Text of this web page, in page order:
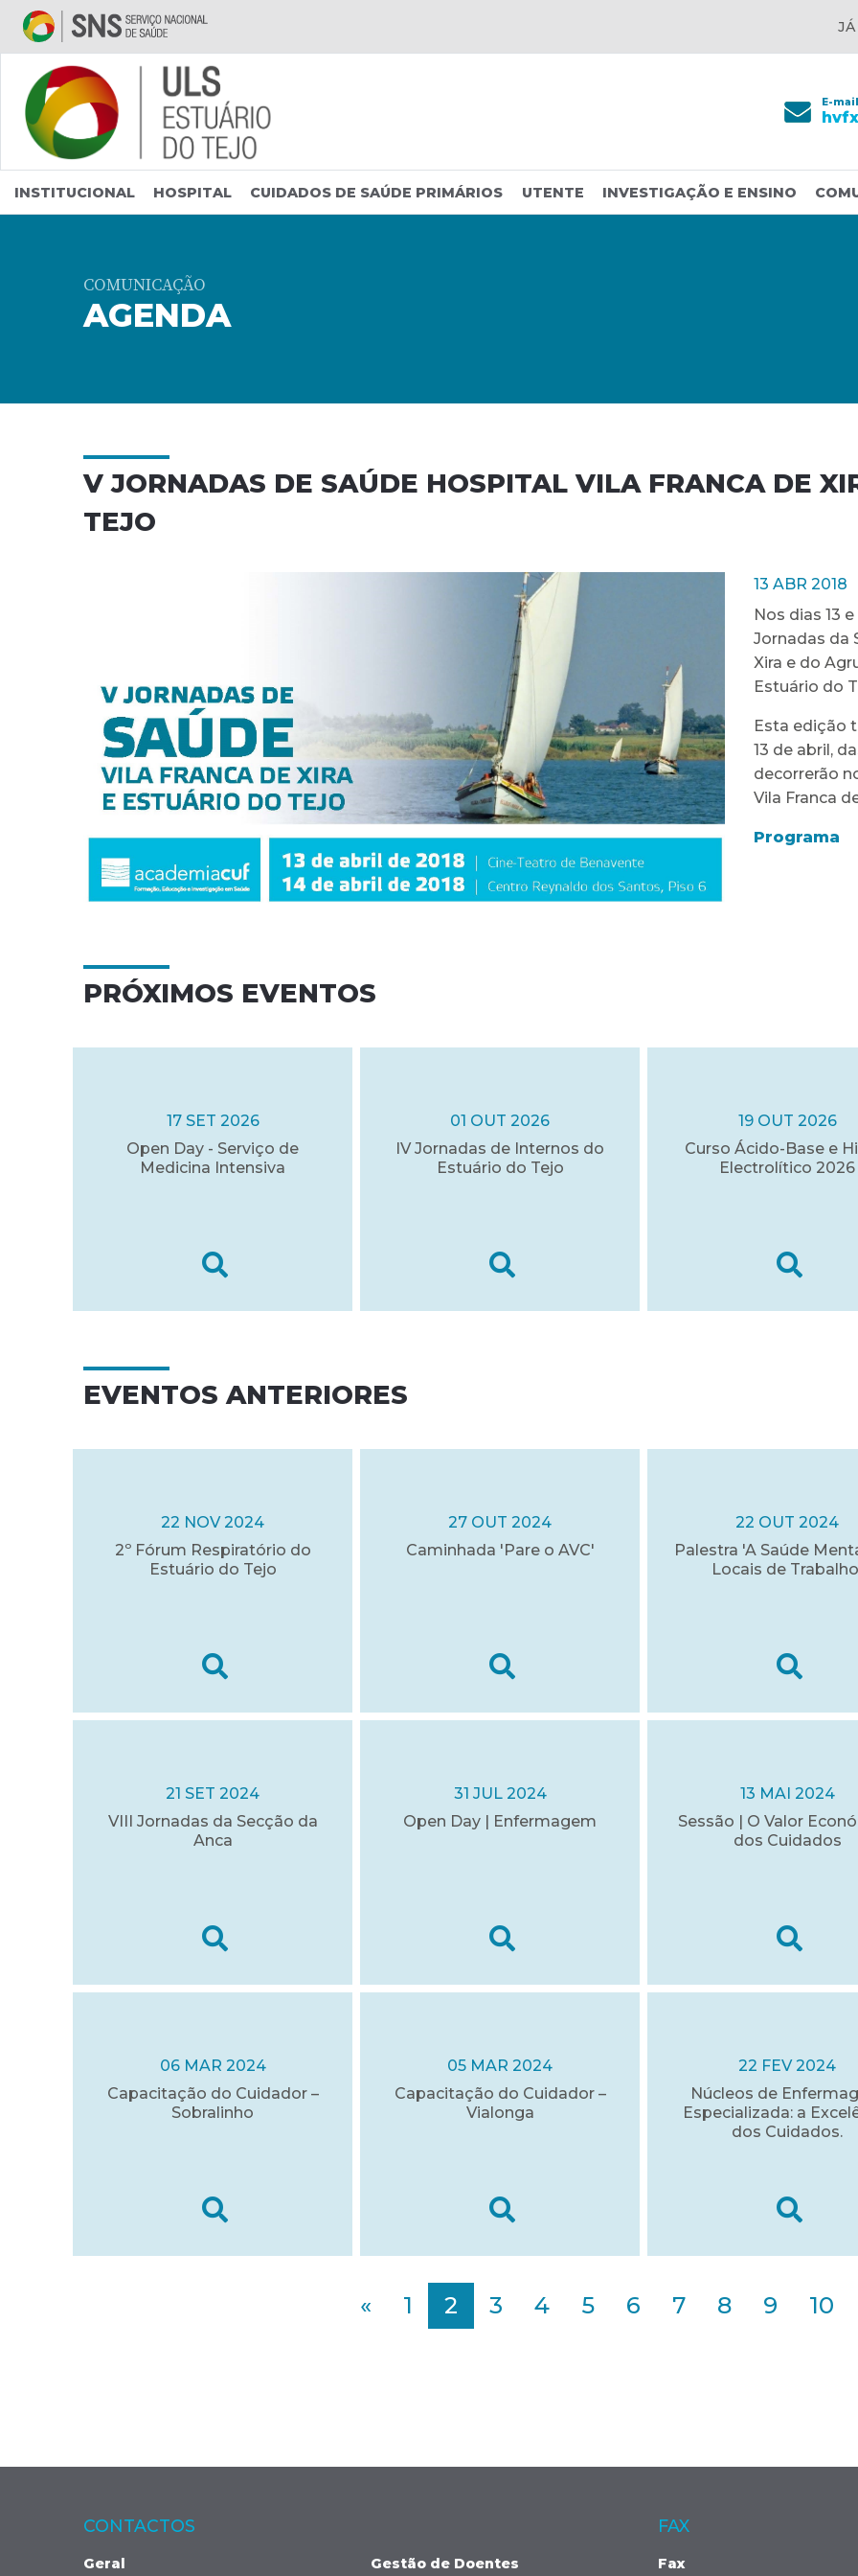
Saltar para conteúdo principal
JÁ
E-mail
INSTITUCIONAL HOSPITAL CUIDADOS DE SAÚDE PRIMÁRIOS UTENTE INVESTIGAÇÃO E ENSINO
COMUNICAÇÃO
AGENDA
V JORNADAS DE SAÚDE HOSPITAL VILA FRANCA DE
TEJO
13 ABR 2018
Nos dias 13
Jornadas da
Xira e do
Estuário do
Esta edição
13 de abril,
decorrerão
Vila Franca
Programa
PRÓXIMOS EVENTOS
17 SET 2026
Open Day - Serviço de
Medicina Intensiva
01 OUT 2026
IV Jornadas de Internos do
Estuário do Tejo
19 OUT 2026
Curso Ácido-Base e
Electrolítico 2026
EVENTOS ANTERIORES
22 NOV 2024
2º Fórum Respiratório do
Estuário do Tejo
27 OUT 2024
Caminhada 'Pare o AVC'
22 OUT 2024
Palestra 'A Saúde
Locais de
21 SET 2024
VIII Jornadas da Secção da
Anca
31 JUL 2024
Open Day | Enfermagem
13 MAI 2024
Sessão | O Valor
dos Cuidados
06 MAR 2024
Capacitação do Cuidador –
Sobralinho
05 MAR 2024
Capacitação do Cuidador –
Vialonga
22 FEV 2024
Núcleos de
Especializada: a
dos Cuidados.
« 1 2 3 4 5 6 7 8 9 10
CONTACTOS
Geral
Gestão de Doentes
FAX
Fax